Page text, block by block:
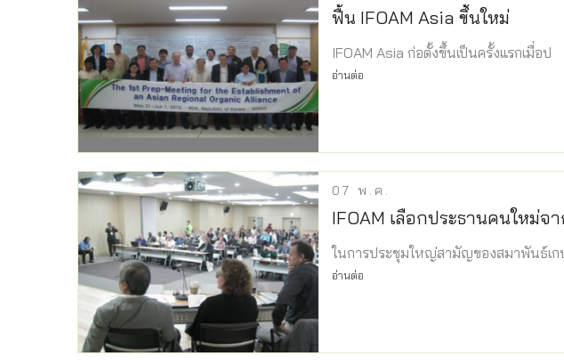
ฟื้น IFOAM Asia ขึ้นใหม่
IFOAM Asia ก่อตั้งขึ้นเป็นครั้งแรกเมื่อป
อ่านต่อ
07 พ.ค.
IFOAM เลือกประธานคนใหม่จ
ในการประชุมใหญ่สามัญของสมาพันธ์เ
อ่านต่อ